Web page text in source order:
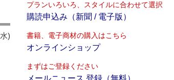
)
プランいろいろ、スタイルに合わせて選択
購読申込み（新聞 / 電子版）
書籍、電子商材の購入はこちら
オンラインショップ
まずはご登録ください
メールニュース 登録（無料）